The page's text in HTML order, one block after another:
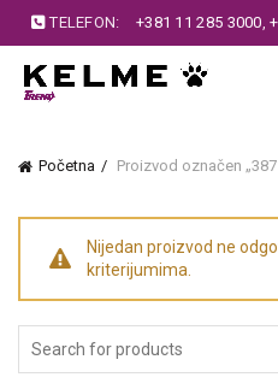
TELEFON: +381 11 285 3000,
Početna Proizvod označen
Nijedan proizvod ne
kriterijumima.